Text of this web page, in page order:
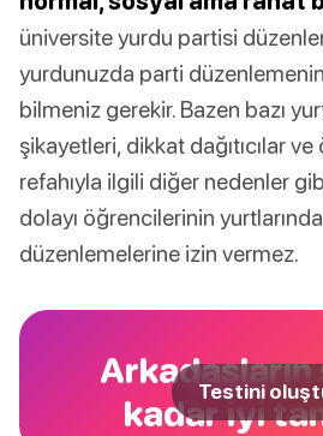
üniversite yurdu partisi
yurdunuzda parti
bilmeniz gerekir. Bazen bazı
şikayetleri, dikkat dağıtıcılar
refahıyla ilgili diğer nedenler
dolayı öğrencilerinin
düzenlemelerine izin vermez.
Arkadaşların
kadar iyi
Testini